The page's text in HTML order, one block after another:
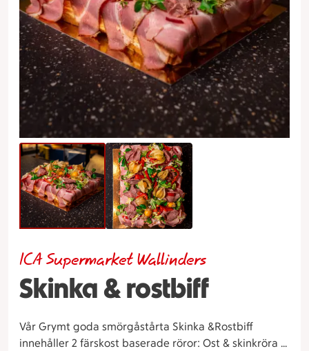
Skinka & rostbiff
ICA Supermarket Wallinders
Vår Grymt goda smörgåstårta Skinka &Rostbiff
innehåller 2 färskost baserade röror: Ost & skinkröra &